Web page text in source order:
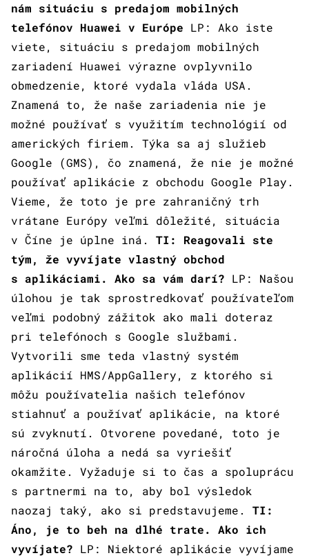
nám situáciu s predajom mobilných
telefónov Huawei v Európe LP: Ako iste
viete, situáciu s predajom mobilných
zariadení Huawei výrazne ovplyvnilo
obmedzenie, ktoré vydala vláda USA.
Znamená to, že naše zariadenia nie je
možné používať s využitím technológií od
amerických firiem. Týka sa aj služieb
Google (GMS), čo znamená, že nie je možné
používať aplikácie z obchodu Google Play.
Vieme, že toto je pre zahraničný trh
vrátane Európy veľmi dôležité, situácia
v Číne je úplne iná. TI: Reagovali ste
tým, že vyvíjate vlastný obchod
s aplikáciami. Ako sa vám darí? LP: Našou
úlohou je tak sprostredkovať používateľom
veľmi podobný zážitok ako mali doteraz
pri telefónoch s Google službami.
Vytvorili sme teda vlastný systém
aplikácií HMS/AppGallery, z ktorého si
môžu používatelia našich telefónov
stiahnuť a používať aplikácie, na ktoré
sú zvyknutí. Otvorene povedané, toto je
náročná úloha a nedá sa vyriešiť
okamžite. Vyžaduje si to čas a spoluprácu
s partnermi na to, aby bol výsledok
naozaj taký, ako si predstavujeme. TI:
Áno, je to beh na dlhé trate. Ako ich
vyvíjate? LP: Niektoré aplikácie vyvíjame